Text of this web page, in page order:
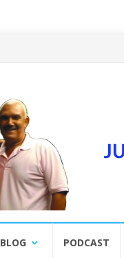
BLOG PODCAST